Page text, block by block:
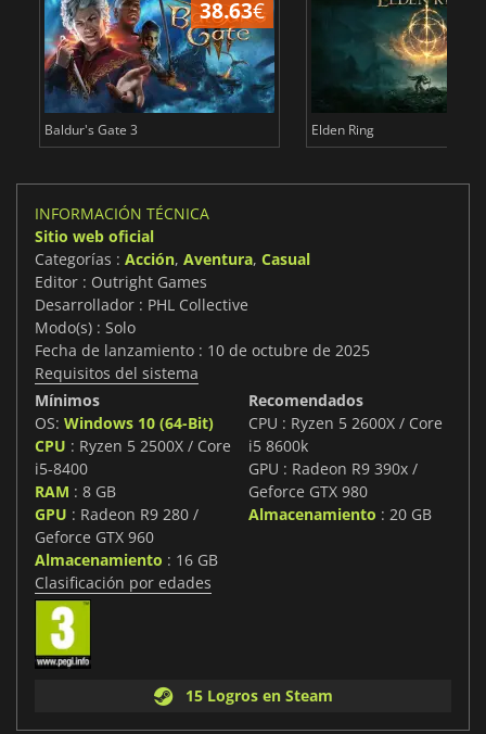
38.63€
Baldur's Gate 3 Elden Ring
INFORMACIÓN TÉCNICA
Sitio web oficial
Categorías : Acción, Aventura, Casual
Editor : Outright Games
Desarrollador : PHL Collective
Modo(s) : Solo
Fecha de lanzamiento : 10 de octubre de 2025
Requisitos del sistema
Mínimos
OS: Windows 10 (64-Bit)
CPU : Ryzen 5 2500X / Core
i5-8400
RAM : 8 GB
GPU : Radeon R9 280 /
Geforce GTX 960
Almacenamiento : 16 GB
Recomendados
CPU : Ryzen 5 2600X / Core
i5 8600k
GPU : Radeon R9 390x /
Geforce GTX 980
Almacenamiento : 20 GB
Clasificación por edades
15 Logros en Steam